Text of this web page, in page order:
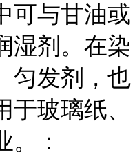
可与甘油或
湿剂。在染
匀发剂，也
玻璃纸、
：